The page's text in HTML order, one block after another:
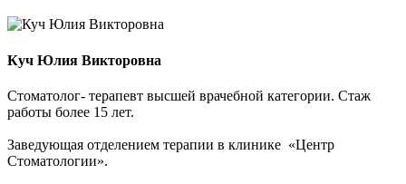
Куч Юлия Викторовна
Стоматолог- терапевт высшей врачебной категории. Стаж
работы более 15 лет.
Заведующая отделением терапии в клинике «Центр
Стоматологии».